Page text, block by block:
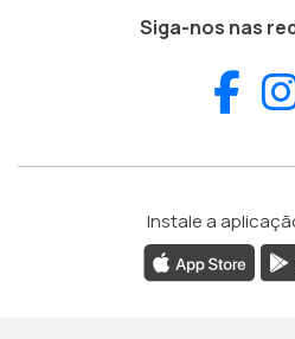
Siga-nos nas
Instale a